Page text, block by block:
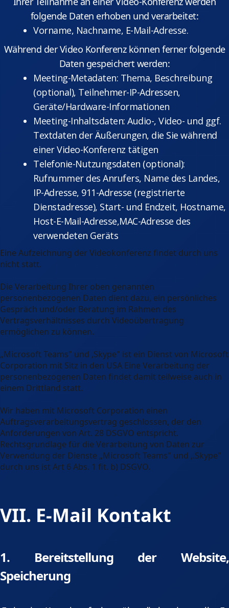
folgende Daten erhoben und verarbeitet:
Vorname, Nachname, E-Mail-Adresse.
Während der Video Konferenz können ferner folgende
Daten gespeichert werden:
Meeting-Metadaten: Thema, Beschreibung
(optional), Teilnehmer-IP-Adressen,
Geräte/Hardware-Informationen
Meeting-Inhaltsdaten: Audio-, Video- und ggf.
Textdaten der Äußerungen, die Sie während
einer Video-Konferenz tätigen
Telefonie-Nutzungsdaten (optional):
Rufnummer des Anrufers, Name des Landes,
IP-Adresse, 911-Adresse (registrierte
Dienstadresse), Start- und Endzeit, Hostname,
Host-E-Mail-Adresse,MAC-Adresse des
verwendeten Geräts
Eine Aufzeichnung der Videokonferenz findet durch uns
nicht statt.
Die Verarbeitung Ihrer oben genannten
personenbezogenen Daten dient dazu, ein persönliches
Gespräch und/oder Beratung im Rahmen des
Vertragsverhältnisses durch Videoübertragung
ermöglichen zu können.
„Microsoft Teams" und ,Skype" ist ein Dienst von Microsoft
Corporation mit Sitz in den USA Eine Verarbeitung der
personenbezogenen Daten findet damit teilweise auch in
einem Drittland statt.
Wir haben mit Microsoft Corporation einen
Auftragsverarbeitungsvertrag geschlossen, der den
Anforderungen von Art. 28 DSGVO entspricht.
Rechtsgrundlage für die Verarbeitung von Daten zur
Verwendung der Dienste „Microsoft Teams" und ,.Skype"
durch uns ist Art 6 Abs. 1 fit. b) DSGVO.
VII. E-Mail Kontakt
1. Bereitstellung der Website,
Speicherung